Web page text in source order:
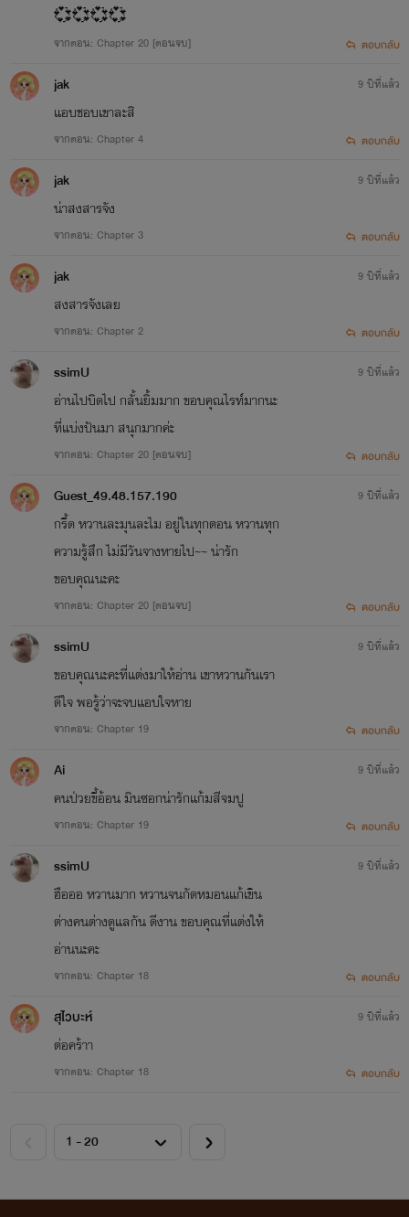
💞💞💞💞
จากตอน: Chapter 20 [ตอนจบ] ตอบกลับ
jak
แอบชอบเขาละสิ
จากตอน: Chapter 4
9 ปีที่แล้ว
ตอบกลับ
jak
น่าสงสารจัง
จากตอน: Chapter 3
9 ปีที่แล้ว
ตอบกลับ
jak
สงสารจังเลย
จากตอน: Chapter 2
9 ปีที่แล้ว
ตอบกลับ
ssimU
อ่านไปบิดไป กลั้นยิ้มมาก ขอบคุณไรท์มากนะ
ที่แบ่งปันมา สนุกมากค่ะ
จากตอน: Chapter 20 [ตอนจบ]
9 ปีที่แล้ว
ตอบกลับ
Guest_49.48.157.190
กรี้ด หวานละมุนละไม อยู่ในทุกตอน หวานทุก
ความรู้สึก ไม่มีวันจางหายไป~~ น่ารัก
ขอบคุณนะคะ
จากตอน: Chapter 20 [ตอนจบ]
9 ปีที่แล้ว
ตอบกลับ
ssimU
ขอบคุณนะคะที่แต่งมาให้อ่าน เขาหวานกันเรา
ดีใจ พอรู้ว่าจะจบแอบใจหาย
จากตอน: Chapter 19
9 ปีที่แล้ว
ตอบกลับ
Ai
คนป่วยขี้อ้อน มินซอกน่ารักแก้มสีจมปู
จากตอน: Chapter 19
9 ปีที่แล้ว
ตอบกลับ
ssimU
ฮือออ หวานมาก หวานจนกัดหมอนแก้เขิน
ต่างคนต่างดูแลกัน ดีงาน ขอบคุณที่แต่งให้
อ่านนะคะ
จากตอน: Chapter 18
9 ปีที่แล้ว
ตอบกลับ
สุไวบะห์
ต่อคร้าา
จากตอน: Chapter 18
9 ปีที่แล้ว
ตอบกลับ